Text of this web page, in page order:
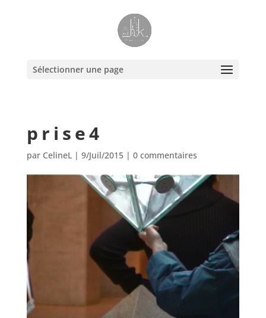
Sélectionner une page
prise4
par CelineL| 9/Juil/2015| 0 commentaires